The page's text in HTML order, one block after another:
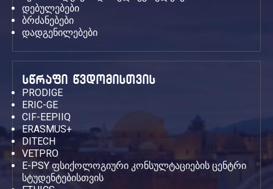
დებულებები
ბრძანებები
დადგენილებები
სწრაფი წვდომისთვის
PRODIGE
ERIC-GE
CIF-EEPIIQ
ERASMUS+
DITECH
VETPRO
E-PSY ფსიქოლოგიური კონსულტაციების ცენტრი
სტუდენტებისთვის